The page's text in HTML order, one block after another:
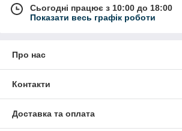
Сьогодні працює з 10:00 до 18:00
Показати весь графік роботи
Про нас
Контакти
Доставка та оплата